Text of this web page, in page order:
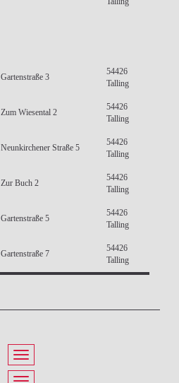
Gartenstraße 3
54426
Talling
Zum Wiesental 2
54426
Talling
Neunkirchener Straße 5
54426
Talling
Zur Buch 2
54426
Talling
Gartenstraße 5
54426
Talling
Gartenstraße 7
54426
Talling